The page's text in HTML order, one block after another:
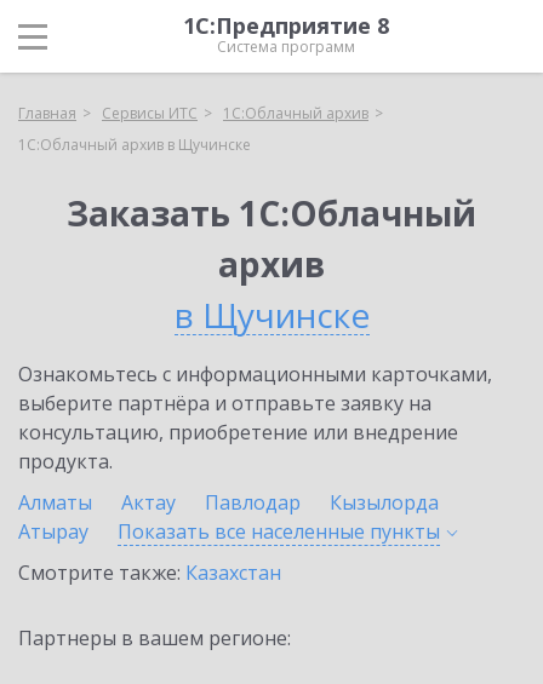
1С:Предприятие 8
Система программ
Главная Сервисы ИТС
1С:Облачный архив
1С:Облачный архив в Щучинске
Заказать 1С:Облачный
архив
в Щучинске
Ознакомьтесь с информационными карточками,
выберите партнёра и отправьте заявку на
консультацию, приобретение или внедрение
продукта.
Алматы
Актау Павлодар
Кызылорда
Атырау
Показать все населенные пункты
Смотрите также: Казахстан
Партнеры в вашем регионе: